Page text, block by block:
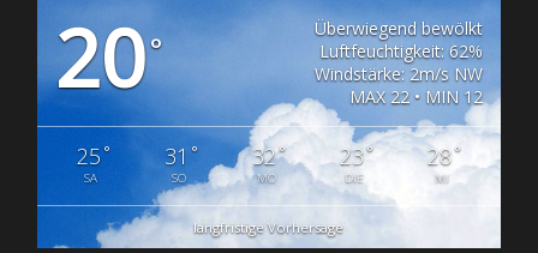
20°
Überwiegend bewölkt
Luftfeuchtigkeit: 62%
Windstärke: 2m/s NW
MAX 22 • MIN 12
25°
SA
31 °
SO
32°
MO
23°
DIE
28°
MI
langfristige Vorhersage